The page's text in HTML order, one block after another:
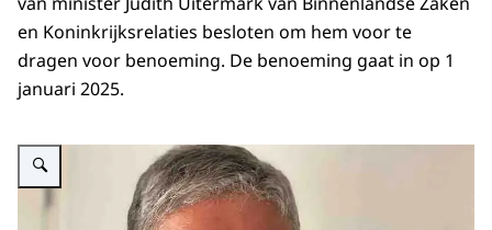
en Koninkrijksrelaties besloten om hem voor te
dragen voor benoeming. De benoeming gaat in op 1
januari 2025.
Vergroot afbeelding Glenn Thodé